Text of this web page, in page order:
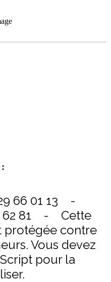
66 01 13 -
62 81 - Cette
protégée contre
Vous devez
pour la